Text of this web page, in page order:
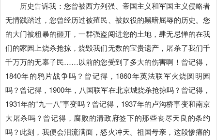
历史告诉我：您曾被西方列强、帝国主义和军国主义侵略者
无情践踏过，您曾经历过被殖民、被奴役的黑暗屈辱的历史。您
的大门被粗暴的砸开，一群强盗闯进您的土地，肆无忌惮的在我
们的家园上烧杀抢掠，烧毁我们无数的宝贵遗产，屠杀了我们千
千万万的无辜子民……以前的您受到了多大的伤害啊！曾记得，
1840年的鸦片战争吗？曾记得，1860年英法联军火烧圆明园
吗？曾记得，1900年，八国联军在北京城烧杀抢掠吗？曾记得，
1931年的“九一八”事变吗？曾记得，1937年的卢沟桥事变和南京
大屠杀吗？曾记得，腐败的清政府签下的那些丧尽天良的条约
吗？此刻，我便会泪流满面，怒火冲天。祖国母亲，这段惨痛的